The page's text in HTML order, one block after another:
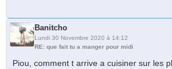
Banitcho
Lundi 30 Novembre 2020 à 14:12
RE: que fait tu a manger pour midi
Piou, comment t arrive a cuisiner sur les